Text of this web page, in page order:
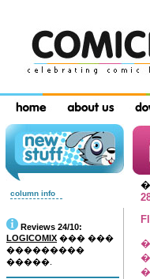
column info
Reviews 24/10:
LOGICOMIX ��� ���
���������
�����.